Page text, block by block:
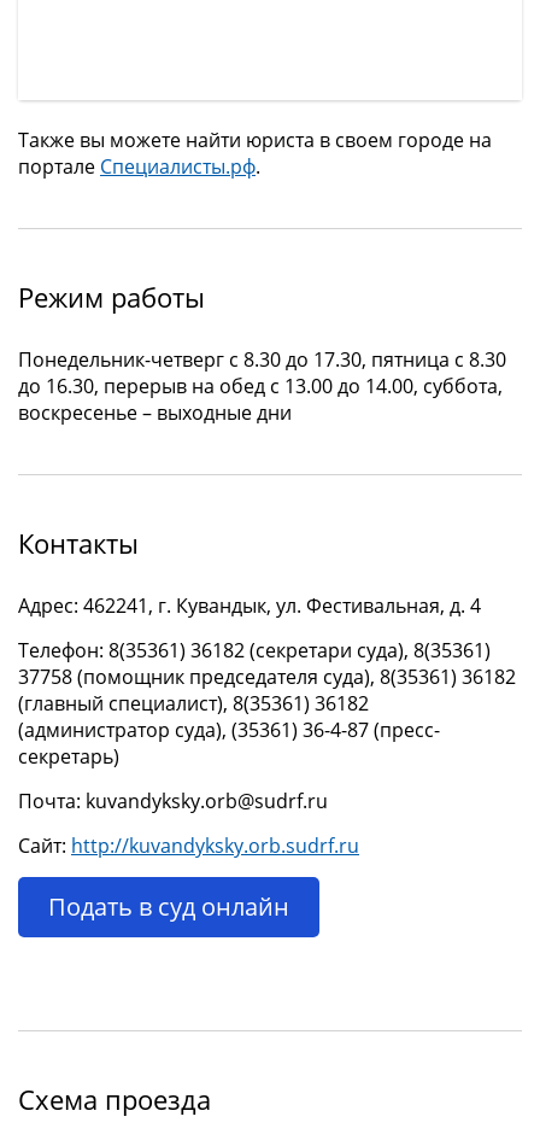
Также вы можете найти юриста в своем городе на
портале Специалисты.рф.
Режим работы
Понедельник-четверг с 8.30 до 17.30, пятница с 8.30
до 16.30, перерыв на обед с 13.00 до 14.00, суббота,
воскресенье – выходные дни
Контакты
Адрес: 462241, г. Кувандык, ул. Фестивальная, д. 4
Телефон: 8(35361) 36182 (секретари суда), 8(35361)
37758 (помощник председателя суда), 8(35361) 36182
(главный специалист), 8(35361) 36182
(администратор суда), (35361) 36-4-87 (пресс-
секретарь)
Почта: kuvandyksky.orb@sudrf.ru
Сайт: http://kuvandyksky.orb.sudrf.ru
Подать в суд онлайн
Схема проезда